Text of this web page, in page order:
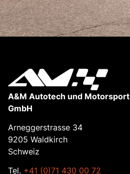
A&M Autotech und Motorsport
GmbH
Arneggerstrasse 34
9205 Waldkirch
Schweiz
Tel. +41 (0)71 430 00 72